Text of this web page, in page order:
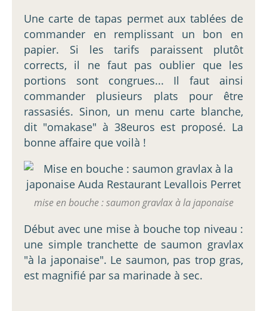
Une carte de tapas permet aux tablées de
commander en remplissant un bon en
papier. Si les tarifs paraissent plutôt
corrects, il ne faut pas oublier que les
portions sont congrues... Il faut ainsi
commander plusieurs plats pour être
rassasiés. Sinon, un menu carte blanche,
dit "omakase" à 38euros est proposé. La
bonne affaire que voilà !
mise en bouche : saumon gravlax à la japonaise
Début avec une mise à bouche top niveau :
une simple tranchette de saumon gravlax
"à la japonaise". Le saumon, pas trop gras,
est magnifié par sa marinade à sec.